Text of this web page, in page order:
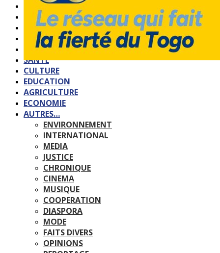
ACCUEIL
QUI SOMMES-NOUS?
POLITIQUE
SOCIETE
SPORTS
SANTE
CULTURE
EDUCATION
AGRICULTURE
ECONOMIE
AUTRES…
ENVIRONNEMENT
INTERNATIONAL
MEDIA
JUSTICE
CHRONIQUE
CINEMA
MUSIQUE
COOPERATION
DIASPORA
MODE
FAITS DIVERS
OPINIONS